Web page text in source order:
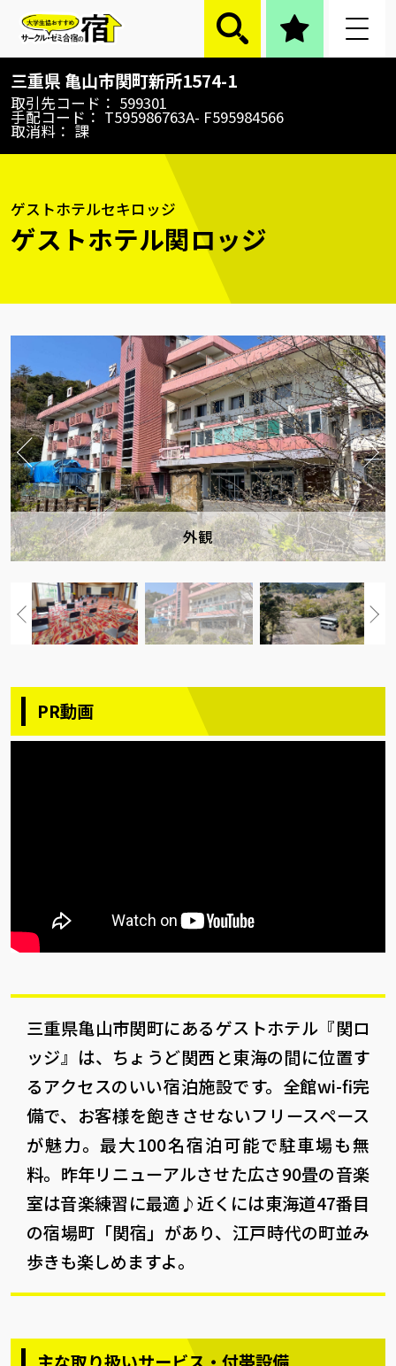
ゲストホテル関ロッジ
三重県 亀山市関町新所1574-1
取引先コード 599301
手配コード T595986763A- F595984566
取消料 課
ゲストホテルセキロッジ
ゲストホテル関ロッジ
外観
PR動画
三重県亀山市関町にあるゲストホテル『関ロ
ッジ』は、ちょうど関西と東海の間に位置す
るアクセスのいい宿泊施設です。全館wi-fi完
備で、お客様を飽きさせないフリースペース
が魅力。最大100名宿泊可能で駐車場も無
料。昨年リニューアルさせた広さ90畳の音楽
室は音楽練習に最適♪近くには東海道47番目
の宿場町「関宿」があり、江戸時代の町並み
歩きも楽しめますよ。